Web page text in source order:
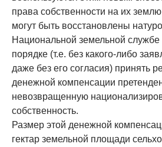
права собственности на их
могут быть восстановлены
Национальной земельной
порядке (т.е. без какого-либо
даже без его согласия) принять
денежной компенсации
невозвращенную
собственность.
Размер этой денежной
гектар земельной площади